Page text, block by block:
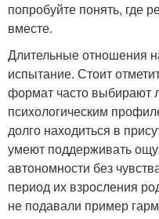
попробуйте понять, где
вместе.
Длительные отношения
испытание. Стоит
формат часто выбирают
психологическим
долго находиться в
умеют поддерживать
автономности без
период их взросления
не подавали пример